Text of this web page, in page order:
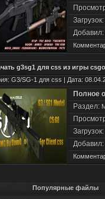
Добавил:
g3sg1 для css из игры
G3/SG-1 для css | Дата:
Полное
Раздел:
Добавил:
Популярные файлы